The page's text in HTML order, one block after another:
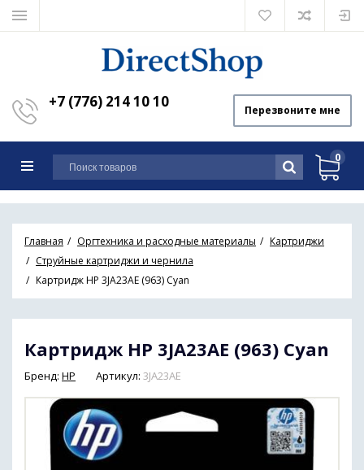
+7 (776) 214 10 10 Перезвоните мне
0
Главная Оргтехника и расходные материалы
Картриджи
Струйные картриджи и чернила
Картридж HP 3JA23AE (963) Cyan
Картридж HP 3JA23AE (963) Cyan
Бренд: HP Артикул: 3JA23AE